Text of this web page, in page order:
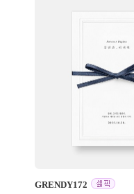
GRENDY172